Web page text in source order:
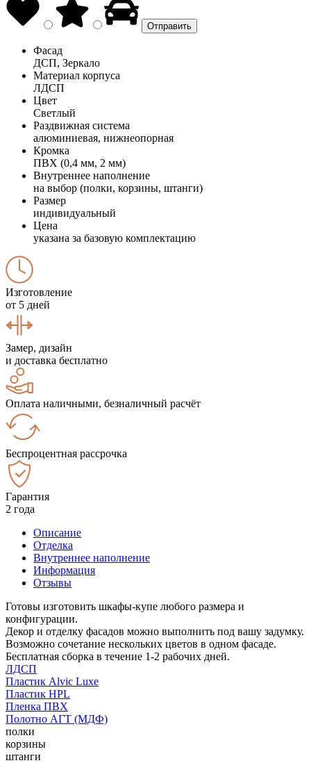
Фасад
ДСП, Зеркало
Материал корпуса
ЛДСП
Цвет
Светлый
Раздвижная система
алюминиевая, нижнеопорная
Кромка
ПВХ (0,4 мм, 2 мм)
Внутреннее наполнение
на выбор (полки, корзины, штанги)
Размер
индивидуальный
Цена
указана за базовую комплектацию
Изготовление
от 5 дней
Замер, дизайн
и доставка бесплатно
Оплата наличными, безналичный расчёт
Беспроцентная рассрочка
Гарантия
2 года
Описание
Отделка
Внутреннее наполнение
Информация
Отзывы
Готовы изготовить шкафы-купе любого размера и
конфигурации.
Декор и отделку фасадов можно выполнить под вашу задумку.
Возможно сочетание нескольких цветов в одном фасаде.
Бесплатная сборка в течение 1-2 рабочих дней.
ЛДСП
Пластик Alvic Luxe
Пластик HPL
Пленка ПВХ
Полотно АГТ (МДФ)
полки
корзины
штанги